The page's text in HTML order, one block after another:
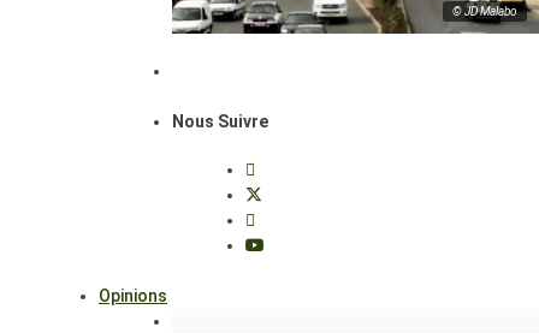
© JD Malabo
Nous Suivre
Opinions